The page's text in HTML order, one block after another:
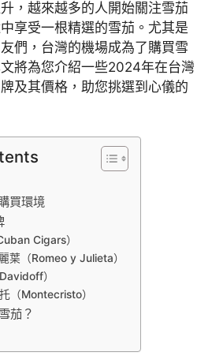
，越來越多的人開始關注雪茄
享受一根精選的雪茄。尤其是
們，台灣的機場成為了購買雪
將為您介紹一些2024年在台灣
及其價格，助您挑選到心儀的
買環境
Cigars）
葉（Romeo y Julieta）
）
（Montecristo）
茄？